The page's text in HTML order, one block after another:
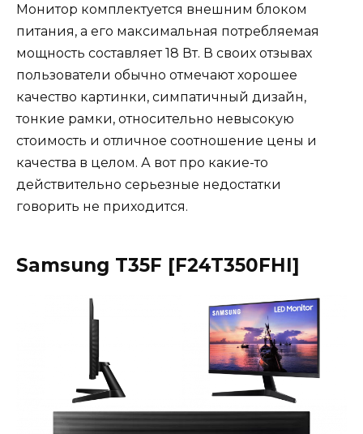
Монитор комплектуется внешним блоком
питания, а его максимальная потребляемая
мощность составляет 18 Вт. В своих отзывах
пользователи обычно отмечают хорошее
качество картинки, симпатичный дизайн,
тонкие рамки, относительно невысокую
стоимость и отличное соотношение цены и
качества в целом. А вот про какие-то
действительно серьезные недостатки
говорить не приходится.
Samsung T35F [F24T350FHI]